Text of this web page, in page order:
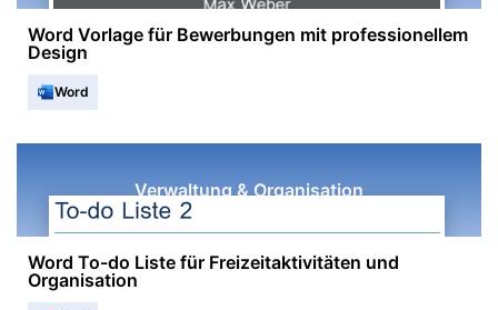
Word Vorlage für Bewerbungen mit professionellem
Design
Word
Verwaltung & Organisation
Word To-do Liste für Freizeitaktivitäten und
Organisation